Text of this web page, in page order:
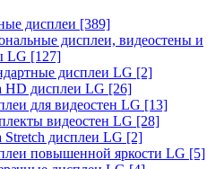
дисплеи [389]
дисплеи, видеостены и
LG [127]
дисплеи LG [2]
HD дисплеи LG [26]
для видеостен LG [13]
видеостен LG [28]
Stretch дисплеи LG [2]
повышенной яркости LG [5]